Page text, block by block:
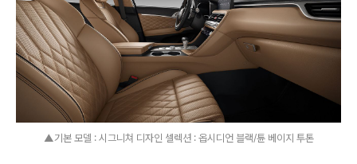
▲기본 모델 : 시그니쳐 디자인 셀렉션 : 옵시디언 블랙/튠 베이지 투톤